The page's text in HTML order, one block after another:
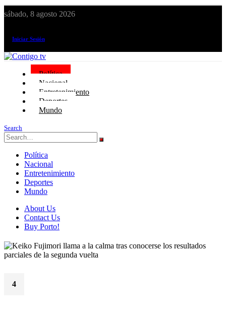
sábado, 8 agosto 2026
Iniciar Sesión
Política
Nacional
Entretenimiento
Deportes
Mundo
Search
Política
Nacional
Entretenimiento
Deportes
Mundo
About Us
Contact Us
Buy Porto!
4